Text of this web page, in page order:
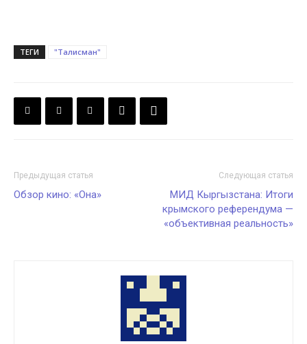
ТЕГИ "Талисман"
Предыдущая статья
Обзор кино: «Она»
Следующая статья
МИД Кыргызстана: Итоги
крымского референдума —
«объективная реальность»